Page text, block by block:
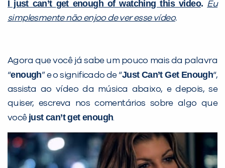
I just can’t get enough of watching this video. Eu
simplesmente não enjoo de ver esse vídeo.
Agora que você já sabe um pouco mais da palavra
“enough” e o significado de “Just Can’t Get Enough“,
assista ao vídeo da música abaixo, e depois, se
quiser, escreva nos comentários sobre algo que
você just can’t get enough.